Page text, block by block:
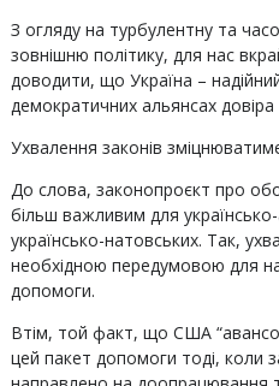
З огляду на турбулентну та
зовнішню політику, для нас
доводити, що Україна –
демократичних альянсах
Ухвалення законів
До слова, законопроєкт про
більш важливим для
українсько-натовських. Так,
необхідною передумовою для
допомоги.
Втім, той факт, що США
цей пакет допомоги тоді, коли